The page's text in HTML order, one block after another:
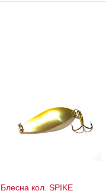
Блесна кол. SPIKE